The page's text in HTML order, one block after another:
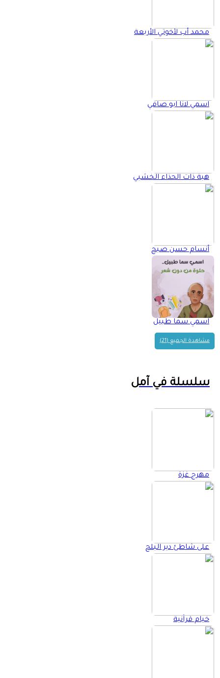
محمد أب لأخوتي الأربعة
اسمي لانا ابو صافي
هبة ذات الحذاء الخشبي
أنسام حسن صبح
اسمي سما طبيل
مشاهدة الجميع (21)
سلسلة في آمل
مهرج غزة
على شاطئ دير البلح
خيام قرآنية